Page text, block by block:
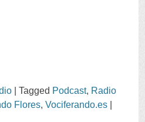
|Tagged Podcast, Radio
Flores,Vociferando.es